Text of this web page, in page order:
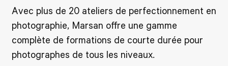
Avec plus de 20 ateliers de perfectionnement en
photographie, Marsan offre une gamme
complète de formations de courte durée pour
photographes de tous les niveaux.